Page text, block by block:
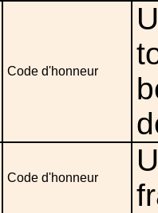
Code d'honneur
Code d'honneur